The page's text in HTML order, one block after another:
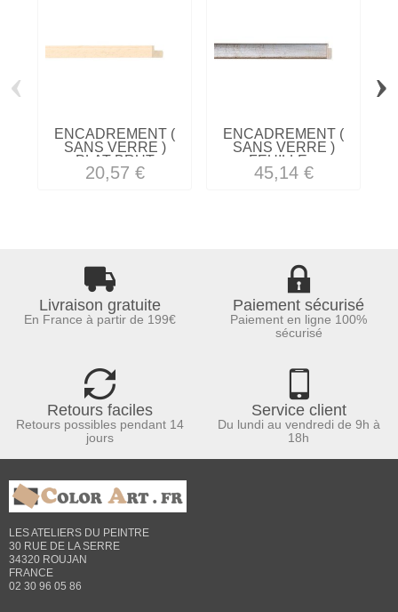
ENCADREMENT (
SANS VERRE )
PLAT BRUT
AYOUS...
20,57 €
ENCADREMENT (
SANS VERRE )
FEUILLE...
45,14 €
‹ ›
Livraison gratuite
En France à partir de 199€
Paiement sécurisé
Paiement en ligne 100%
sécurisé
Retours faciles
Retours possibles pendant 14
jours
Service client
Du lundi au vendredi de 9h à
18h
LES ATELIERS DU PEINTRE
30 RUE DE LA SERRE
34320 ROUJAN
FRANCE
02 30 96 05 86